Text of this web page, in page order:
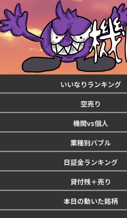
いいなりランキング
空売り
機関vs個人
業種別バブル
日証金ランキング
貸付残＋売り
本日の動いた銘柄